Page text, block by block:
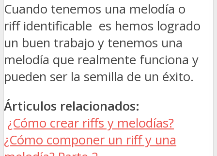
Cuando tenemos una melodía o
riff identificable es hemos logrado
un buen trabajo y tenemos una
melodía que realmente funciona y
pueden ser la semilla de un éxito.
Árticulos relacionados:
¿Cómo crear riffs y melodías?
¿Cómo componer un riff y una